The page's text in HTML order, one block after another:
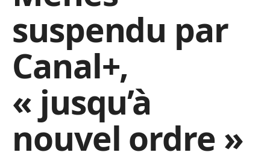
suspendu par
Canal+,
« jusqu’à
nouvel ordre »